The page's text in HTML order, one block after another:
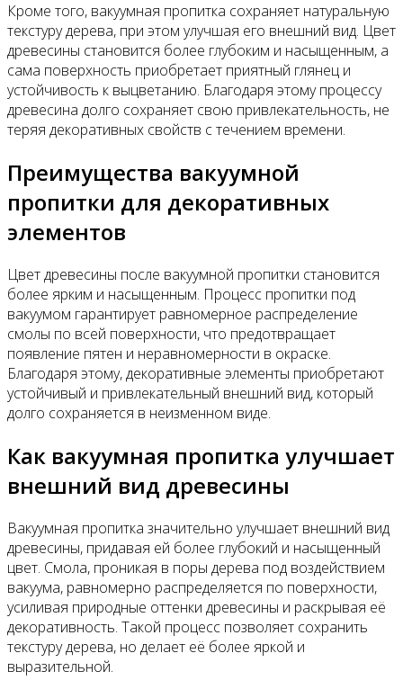
Кроме того, вакуумная пропитка сохраняет натуральную
текстуру дерева, при этом улучшая его внешний вид. Цвет
древесины становится более глубоким и насыщенным, а
сама поверхность приобретает приятный глянец и
устойчивость к выцветанию. Благодаря этому процессу
древесина долго сохраняет свою привлекательность, не
теряя декоративных свойств с течением времени.
Преимущества вакуумной
пропитки для декоративных
элементов
Цвет древесины после вакуумной пропитки становится
более ярким и насыщенным. Процесс пропитки под
вакуумом гарантирует равномерное распределение
смолы по всей поверхности, что предотвращает
появление пятен и неравномерности в окраске.
Благодаря этому, декоративные элементы приобретают
устойчивый и привлекательный внешний вид, который
долго сохраняется в неизменном виде.
Как вакуумная пропитка улучшает
внешний вид древесины
Вакуумная пропитка значительно улучшает внешний вид
древесины, придавая ей более глубокий и насыщенный
цвет. Смола, проникая в поры дерева под воздействием
вакуума, равномерно распределяется по поверхности,
усиливая природные оттенки древесины и раскрывая её
декоративность. Такой процесс позволяет сохранить
текстуру дерева, но делает её более яркой и
выразительной.